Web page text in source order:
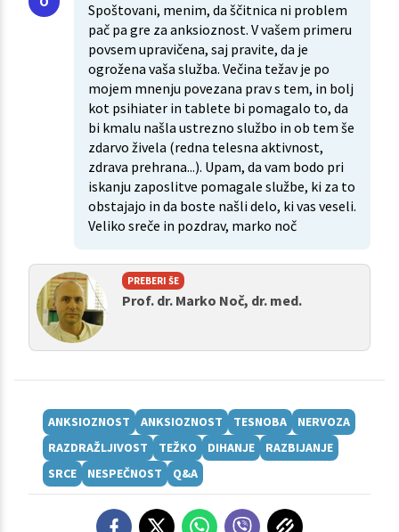
Spoštovani, menim, da ščitnica ni problem
pač pa gre za anksioznost. V vašem primeru
povsem upravičena, saj pravite, da je
ogrožena vaša služba. Večina težav je po
mojem mnenju povezana prav s tem, in bolj
kot psihiater in tablete bi pomagalo to, da
bi kmalu našla ustrezno službo in ob tem še
zdarvo živela (redna telesna aktivnost,
zdrava prehrana...). Upam, da vam bodo pri
iskanju zaposlitve pomagale službe, ki za to
obstajajo in da boste našli delo, ki vas veseli.
Veliko sreče in pozdrav, marko noč
PREBERI ŠE
Prof. dr. Marko Noč, dr. med.
ANKSIOZNOST ANKSIOZNOST TESNOBA
NERVOZA
RAZDRAŽLJIVOST
TEŽKO DIHANJE
RAZBIJANJE
SRCE
NESPEČNOST Q&A